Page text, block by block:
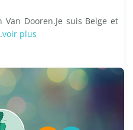
Dooren.Je suis Belge et
voir plus